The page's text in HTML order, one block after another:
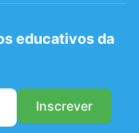
educativos da